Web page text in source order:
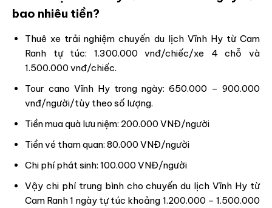
bao nhiêu tiền?
Thuê xe trải nghiệm chuyến du lịch Vĩnh Hy từ Cam
Ranh tự túc: 1.300.000 vnđ/chiếc/xe 4 chỗ và
1.500.000 vnđ/chiếc.
Tour cano Vĩnh Hy trong ngày: 650.000 – 900.000
vnđ/người/tùy theo số lượng.
Tiền mua quà lưu niệm: 200.000 VNĐ/người
Tiền vé tham quan: 80.000 VNĐ/người
Chi phí phát sinh: 100.000 VNĐ/người
Vậy chi phí trung bình cho chuyến du lịch Vĩnh Hy từ
Cam Ranh 1 ngày tự túc khoảng 1.200.000 – 1.500.000